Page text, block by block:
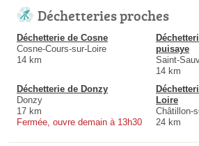
Déchetteries proches
Déchetterie de Cosne
Cosne-Cours-sur-Loire
14 km
puisaye
Saint-
14 km
Déchetterie de Donzy
Donzy
17 km
Fermée, ouvre demain à 13h30
Loire
Châtillon-
24 km